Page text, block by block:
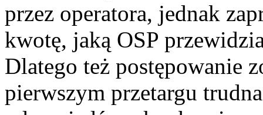
przez operatora, jednak
kwotę, jaką OSP
Dlatego też postępowanie
pierwszym przetargu